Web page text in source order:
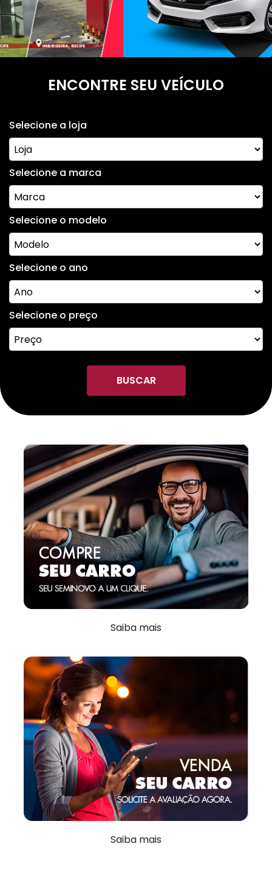
ENCONTRE SEU VEÍCULO
Selecione a loja
Selecione a marca
Selecione o modelo
Selecione o ano
Selecione o preço
BUSCAR
Saiba mais
Saiba mais